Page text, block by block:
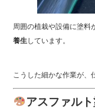
周囲の植栽や設備に塗料
養生しています。
こうした細かな作業が、
アスファル